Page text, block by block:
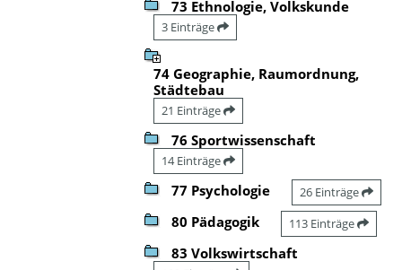
73 Ethnologie, Volkskunde
3 Einträge
74 Geographie, Raumordnung,
Städtebau
21 Einträge
76 Sportwissenschaft
14 Einträge
77 Psychologie 26 Einträge
80 Pädagogik 113 Einträge
83 Volkswirtschaft